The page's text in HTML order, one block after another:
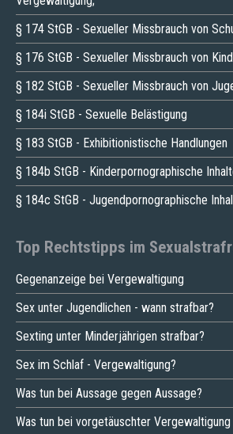
§ 174 StGB - Sexueller Missbrauch von
§ 176 StGB - Sexueller Missbrauch von
§ 182 StGB - Sexueller Missbrauch von
§ 184i StGB - Sexuelle Belästigung
§ 183 StGB - Exhibitionistische Handlungen
§ 184b StGB - Kinderpornographische
§ 184c StGB - Jugendpornographische
Top Rechtstipps im
Gegenanzeige bei Vergewaltigung
Sex unter Jugendlichen - wann strafbar?
Sexting unter Minderjährigen strafbar?
Sex im Schlaf - Vergewaltigung?
Was tun bei Aussage gegen Aussage?
Was tun bei vorgetäuschter Vergewaltigung